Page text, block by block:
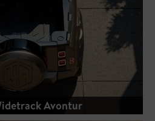
Avontur